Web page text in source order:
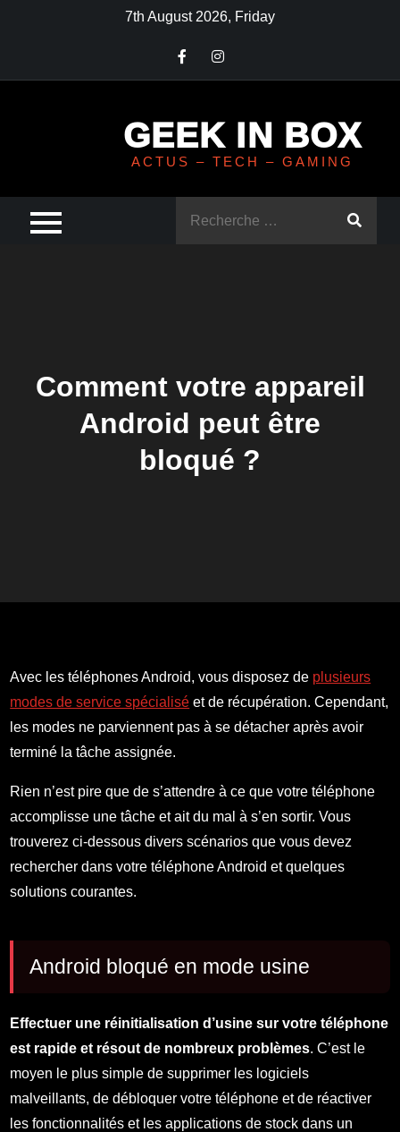
7th August 2026, Friday
GEEK IN BOX
ACTUS – TECH – GAMING
Comment votre appareil
Android peut être
bloqué ?
Avec les téléphones Android, vous disposez de plusieurs
modes de service spécialisé et de récupération. Cependant,
les modes ne parviennent pas à se détacher après avoir
terminé la tâche assignée.
Rien n’est pire que de s’attendre à ce que votre téléphone
accomplisse une tâche et ait du mal à s’en sortir. Vous
trouverez ci-dessous divers scénarios que vous devez
rechercher dans votre téléphone Android et quelques
solutions courantes.
Android bloqué en mode usine
Effectuer une réinitialisation d’usine sur votre téléphone
est rapide et résout de nombreux problèmes. C’est le
moyen le plus simple de supprimer les logiciels
malveillants, de débloquer votre téléphone et de réactiver
les fonctionnalités et les applications de stock dans un